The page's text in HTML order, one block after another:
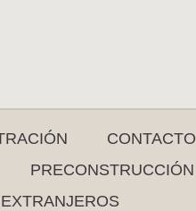
CONTACTO
PRECONSTRUCCIÓN